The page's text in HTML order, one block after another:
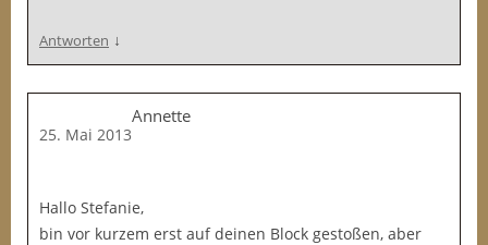
Antworten ↓
Annette
25. Mai 2013
Hallo Stefanie,
bin vor kurzem erst auf deinen Block gestoßen, aber